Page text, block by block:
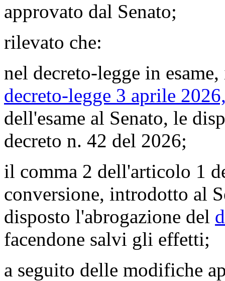
approvato dal Senato;
rilevato che:
nel decreto-legge in
decreto-legge 3 aprile
dell'esame al Senato, le
decreto n. 42 del 2026;
il comma 2 dell'articolo 1
conversione, introdotto al
disposto l'abrogazione del
facendone salvi gli effetti;
a seguito delle modifiche